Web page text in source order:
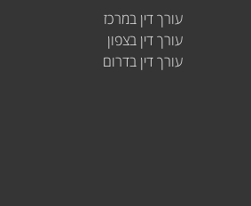
עורך דין במרכז
עורך דין בצפון
עורך דין בדרום